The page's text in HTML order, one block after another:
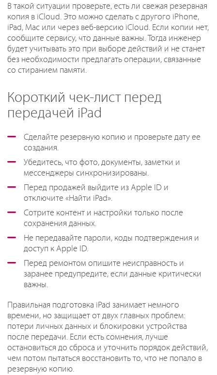
В такой ситуации проверьте, есть ли свежая резервная
копия в iCloud. Это можно сделать с другого iPhone,
iPad, Mac или через веб-версию iCloud. Если копии нет,
сообщите сервису, что данные важны. Тогда инженер
будет учитывать это при выборе действий и не станет
без необходимости предлагать операции, связанные
со стиранием памяти.
Короткий чек-лист перед
передачей iPad
Сделайте резервную копию и проверьте дату ее
создания.
Убедитесь, что фото, документы, заметки и
мессенджеры синхронизированы.
Перед продажей выйдите из Apple ID и
отключите «Найти iPad».
Сотрите контент и настройки только после
сохранения данных.
Не передавайте пароли, коды подтверждения и
доступ к Apple ID.
Перед ремонтом опишите неисправность и
заранее предупредите, если данные критически
важны.
Правильная подготовка iPad занимает немного
времени, но защищает от двух главных проблем:
потери личных данных и блокировки устройства
после передачи. Если есть сомнения, лучше
остановиться до сброса и уточнить порядок действий,
чем потом пытаться восстановить то, что не попало в
резервную копию.